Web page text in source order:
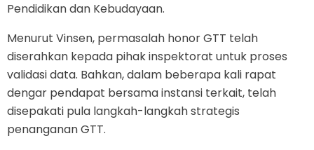
Pendidikan dan Kebudayaan.
Menurut Vinsen, permasalah honor GTT telah
diserahkan kepada pihak inspektorat untuk proses
validasi data. Bahkan, dalam beberapa kali rapat
dengar pendapat bersama instansi terkait, telah
disepakati pula langkah-langkah strategis
penanganan GTT.